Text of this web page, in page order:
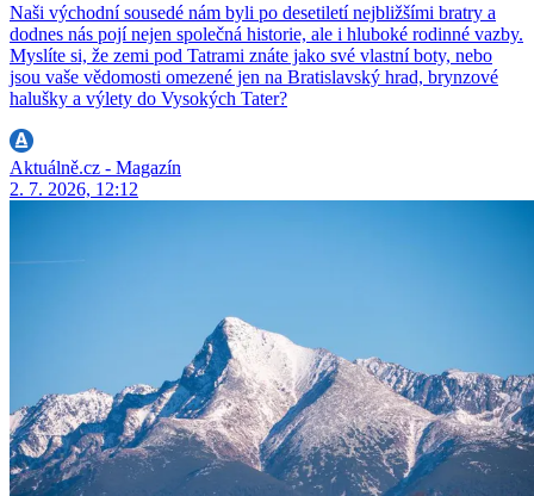
Naši východní sousedé nám byli po desetiletí nejbližšími bratry a
dodnes nás pojí nejen společná historie, ale i hluboké rodinné vazby.
Myslíte si, že zemi pod Tatrami znáte jako své vlastní boty, nebo
jsou vaše vědomosti omezené jen na Bratislavský hrad, brynzové
halušky a výlety do Vysokých Tater?
Aktuálně.cz - Magazín
2. 7. 2026, 12:12